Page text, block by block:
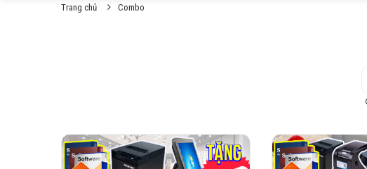
Trang chủ Combo